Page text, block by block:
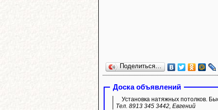
Поделиться…
Доска объявлений
Установка натяжных потолков.
Тел. 8913 345 3442, Евгений